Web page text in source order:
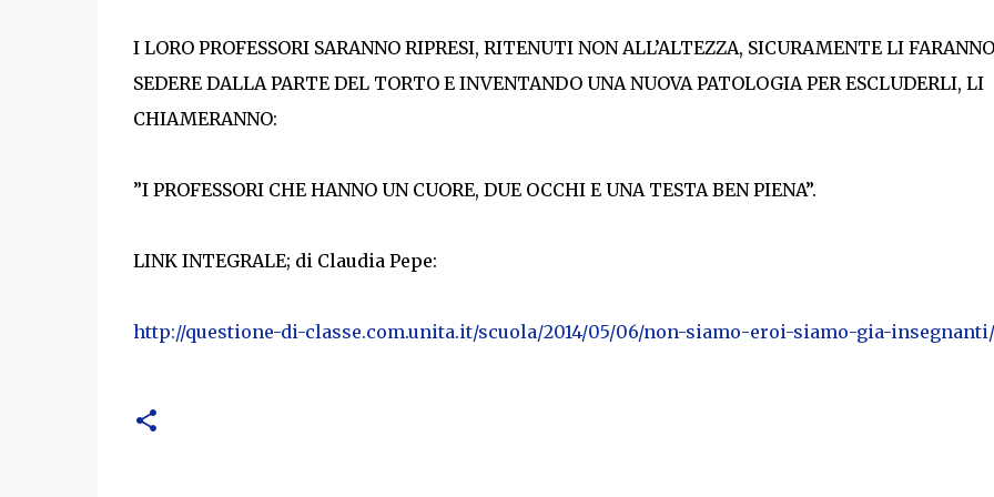
I LORO PROFESSORI SARANNO RIPRESI, RITENUTI NON ALL’ALTEZZA, SICURAMENTE LI FARANNO
SEDERE DALLA PARTE DEL TORTO E INVENTANDO UNA NUOVA PATOLOGIA PER ESCLUDERLI, LI
CHIAMERANNO:
”I PROFESSORI CHE HANNO UN CUORE, DUE OCCHI E UNA TESTA BEN PIENA”.
LINK INTEGRALE; di Claudia Pepe:
http://questione-di-classe.com.unita.it/scuola/2014/05/06/non-siamo-eroi-siamo-gia-insegnanti/